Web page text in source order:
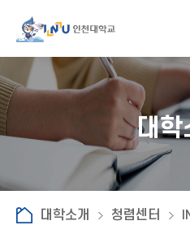
대학
대학소개 청렴센터